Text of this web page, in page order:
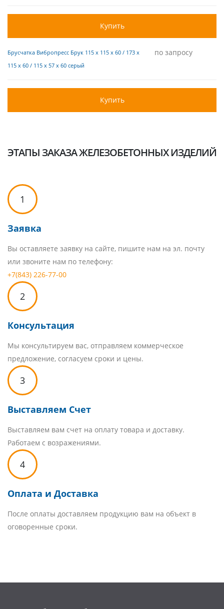
Купить
Брусчатка Вибропресс Брук 115 х 115 х 60 / 173 х
115 х 60 / 115 х 57 х 60 серый
по запросу
Купить
ЭТАПЫ ЗАКАЗА ЖЕЛЕЗОБЕТОННЫХ ИЗДЕЛИЙ
1
Заявка
Вы оставляете заявку на сайте, пишите нам на эл. почту
или звоните нам по телефону:
+7(843) 226-77-00
2
Консультация
Мы консультируем вас, отправляем коммерческое
предложение, согласуем сроки и цены.
3
Выставляем Счет
Выставляем вам счет на оплату товара и доставку.
Работаем с возражениями.
4
Оплата и Доставка
После оплаты доставляем продукцию вам на объект в
оговоренные сроки.